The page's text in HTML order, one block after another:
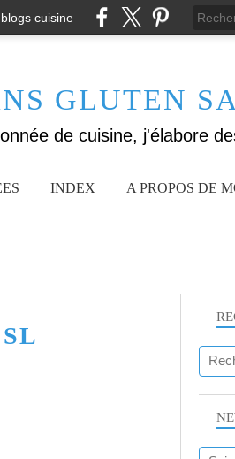
cuisine
GLUTEN
INDEX A PROPOS DE